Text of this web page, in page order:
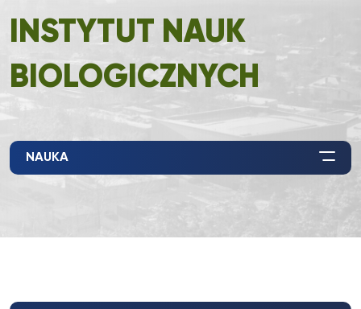
INSTYTUT NAUK
BIOLOGICZNYCH
NAUKA